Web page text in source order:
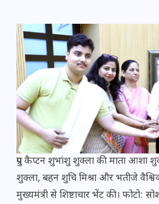
ग्रुप कैप्टन शुभांशु शुक्ला की माता आशा
शुक्ला, बहन शुचि मिश्रा और भतीजे
मुख्यमंत्री से शिष्टाचार भेंट की। फोटो: